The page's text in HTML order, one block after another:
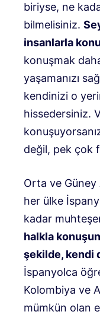
biriyse, ne
bilmelisiniz.
insanlarla
konuşmak
yaşamanızı
kendinizi o
hissedersiniz.
değil, pek çok
Orta ve Güney
her ülke
kadar
halkla konuşun
şekilde, kendi
İspanyolca
Kolombiya ve
mümkün olan